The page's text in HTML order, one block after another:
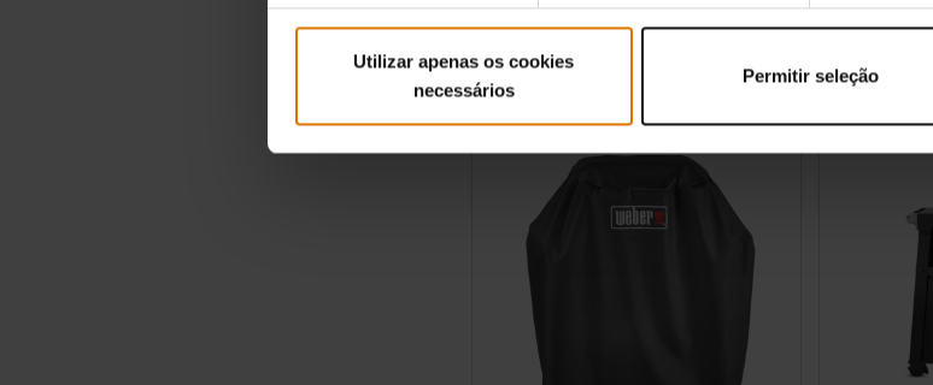
Utilizar apenas os cookies
necessários
Permitir seleção
Color Options